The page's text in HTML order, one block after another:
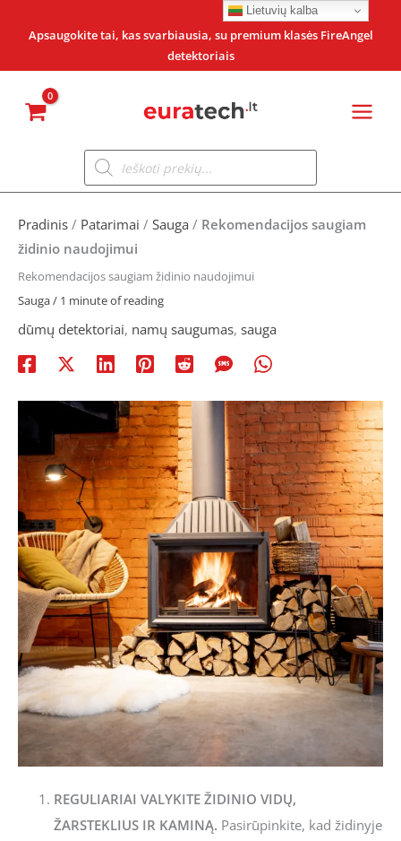
Apsaugokite tai, kas svarbiausia, su premium klasės FireAngel
detektoriais
Products
search
Pradinis / Patarimai / Sauga / Rekomendacijos saugiam
židinio naudojimui
Rekomendacijos saugiam židinio naudojimui
Sauga/ 1 minute of reading
dūmų detektoriai, namų saugumas, sauga
REGULIARIAI VALYKITE ŽIDINIO VIDŲ,
ŽARSTEKLIUS IR KAMINĄ. Pasirūpinkite, kad židinyje
Lietuvių kalba